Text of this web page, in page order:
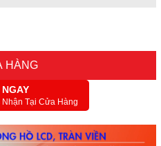
HÀNG
Tại Cửa Hàng